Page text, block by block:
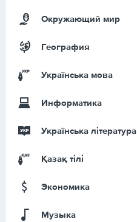
Окружающий мир
География
Українська мова
Информатика
Українська література
Қазақ тiлi
Экономика
Музыка